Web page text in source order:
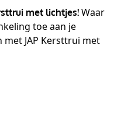
met lichtjes! Waar
toe aan je
JAP Kersttrui met